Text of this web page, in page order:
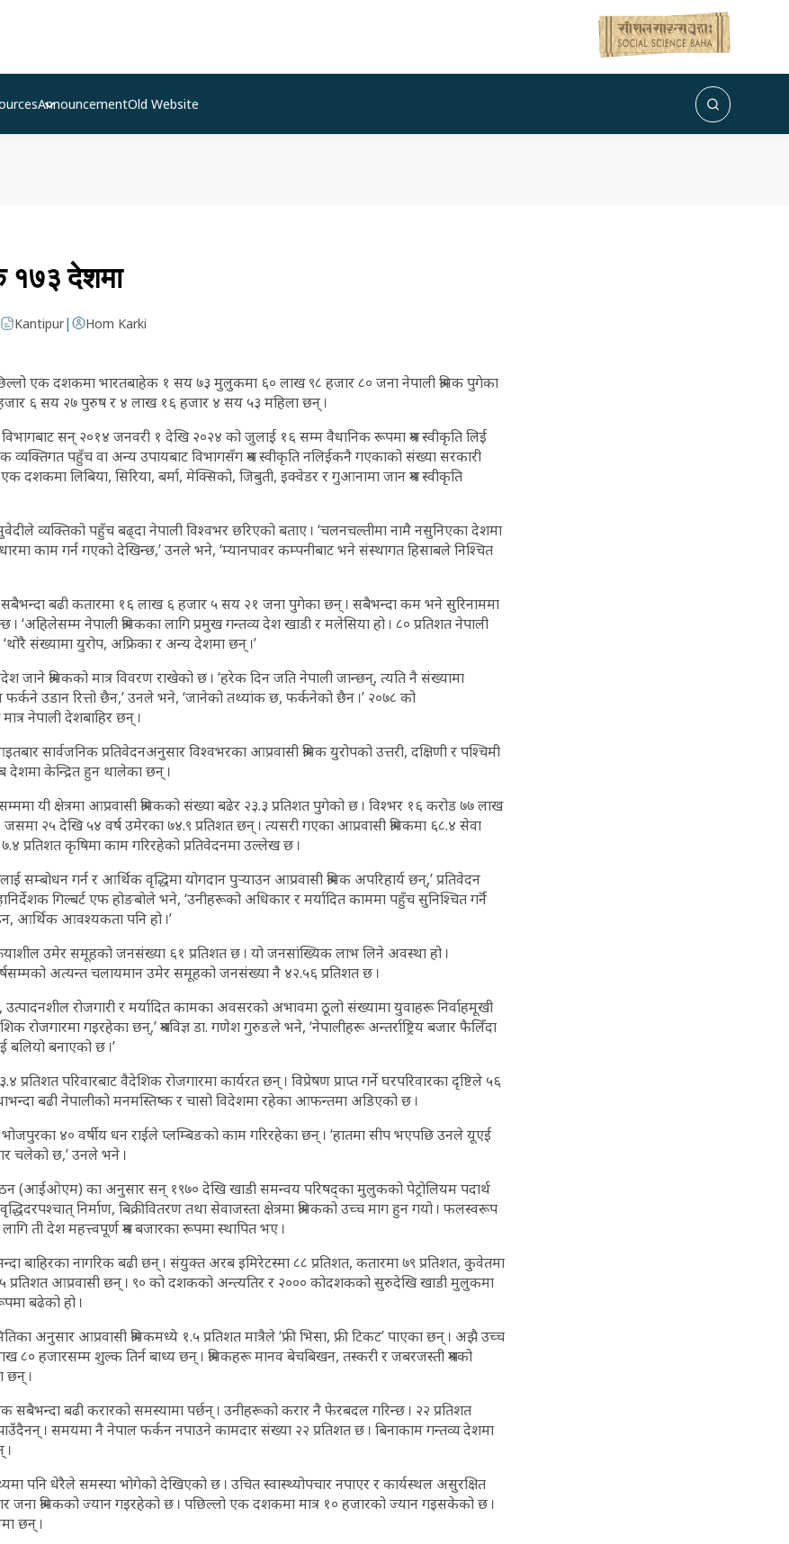
AnnouncementOld Website
१७३ देशमा
Kantipur| Hom Karki
एक दशकमा भारतबाहेक १ सय ७३ मुलुकमा ६० लाख ९८ हजार ८० जना नेपाली श्रमिक पुगेका
६ सय २७ पुरुष र ४ लाख १६ हजार ४ सय ५३ महिला छन् ।
सन् २०१४ जनवरी १ देखि २०२४ को जुलाई १६ सम्म वैधानिक रूपमा श्रम स्वीकृति लिई
व्यक्तिगत पहुँच वा अन्य उपायबाट विभागसँग श्रम स्वीकृति नलिईकनै गएकाको संख्या सरकारी
दशकमा लिबिया, सिरिया, बर्मा, मेक्सिको, जिबुती, इक्वेडर र गुआनामा जान श्रम स्वीकृति
व्यक्तिको पहुँच बढ्दा नेपाली विश्वभर छरिएको बताए । ‘चलनचल्तीमा नामै नसुनिएका देशमा
काम गर्न गएको देखिन्छ,’ उनले भने, ‘म्यानपावर कम्पनीबाट भने संस्थागत हिसाबले निश्चित
सबैभन्दा बढी कतारमा १६ लाख ६ हजार ५ सय २१ जना पुगेका छन् । सबैभन्दा कम भने सुरिनाममा
‘अहिलेसम्म नेपाली श्रमिकका लागि प्रमुख गन्तव्य देश खाडी र मलेसिया हो । ८० प्रतिशत नेपाली
संख्यामा युरोप, अफ्रिका र अन्य देशमा छन् ।’
जाने श्रमिकको मात्र विवरण राखेको छ । ‘हरेक दिन जति नेपाली जान्छन्, त्यति नै संख्यामा
फर्कने उडान रित्तो छैन,’ उनले भने, ‘जानेको तथ्यांक छ, फर्कनेको छैन ।’ २०७८ को
नेपाली देशबाहिर छन् ।
सार्वजनिक प्रतिवेदनअनुसार विश्वभरका आप्रवासी श्रमिक युरोपको उत्तरी, दक्षिणी र पश्चिमी
देशमा केन्द्रित हुन थालेका छन् ।
यी क्षेत्रमा आप्रवासी श्रमिकको संख्या बढेर २३.३ प्रतिशत पुगेको छ । विश्भर १६ करोड ७७ लाख
जसमा २५ देखि ५४ वर्ष उमेरका ७४.९ प्रतिशत छन् । त्यसरी गएका आप्रवासी श्रमिकमा ६८.४ सेवा
७.४ प्रतिशत कृषिमा काम गरिरहेको प्रतिवेदनमा उल्लेख छ ।
सम्बोधन गर्न र आर्थिक वृद्धिमा योगदान पुर्‍याउन आप्रवासी श्रमिक अपरिहार्य छन्,’ प्रतिवेदन
गिल्बर्ट एफ होङबोले भने, ‘उनीहरूको अधिकार र मर्यादित काममा पहुँच सुनिश्चित गर्नॅ
आर्थिक आवश्यकता पनि हो ।’
उमेर समूहको जनसंख्या ६१ प्रतिशत छ । यो जनसांख्यिक लाभ लिने अवस्था हो ।
अत्यन्त चलायमान उमेर समूहको जनसंख्या नै ४२.५६ प्रतिशत छ ।
उत्पादनशील रोजगारी र मर्यादित कामका अवसरको अभावमा ठूलो संख्यामा युवाहरू निर्वाहमूखी
रोजगारमा गइरहेका छन्,’ श्रमविज्ञ डा. गणेश गुरुङले भने, ‘नेपालीहरू अन्तर्राष्ट्रिय बजार फैलिँदा
बलियो बनाएको छ ।’
प्रतिशत परिवारबाट वैदेशिक रोजगारमा कार्यरत छन् । विप्रेषण प्राप्त गर्ने घरपरिवारका दृष्टिले ५६
बढी नेपालीको मनमस्तिष्क र चासो विदेशमा रहेका आफन्तमा अडिएको छ ।
भोजपुरका ४० वर्षीय धन राईले प्लम्बिङको काम गरिरहेका छन् । ‘हातमा सीप भएपछि उनले यूएई
चलेको छ,’ उनले भने ।
(आईओएम) का अनुसार सन् १९७० देखि खाडी समन्वय परिषद्का मुलुकको पेट्रोलियम पदार्थ
निर्माण, बिक्रीवितरण तथा सेवाजस्ता क्षेत्रमा श्रमिकको उच्च माग हुन गयो । फलस्वरूप
ती देश महत्त्वपूर्ण श्रम बजारका रूपमा स्थापित भए ।
बाहिरका नागरिक बढी छन् । संयुक्त अरब इमिरेटस्मा ८८ प्रतिशत, कतारमा ७९ प्रतिशत, कुवेतमा
प्रतिशत आप्रवासी छन् । ९० को दशकको अन्त्यतिर र २००० कोदशकको सुरुदेखि खाडी मुलुकमा
बढेको हो ।
अनुसार आप्रवासी श्रमिकमध्ये १.५ प्रतिशत मात्रैले ‘फ्री भिसा, फ्री टिकट’ पाएका छन् । अझै उच्च
८० हजारसम्म शुल्क तिर्न बाध्य छन् । श्रमिकहरू मानव बेचबिखन, तस्करी र जबरजस्ती श्रमको
छन् ।
सबैभन्दा बढी करारको समस्यामा पर्छन् । उनीहरूको करार नै फेरबदल गरिन्छ । २२ प्रतिशत
पाउँदैनन् । समयमा नै नेपाल फर्कन नपाउने कामदार संख्या २२ प्रतिशत छ । बिनाकाम गन्तव्य देशमा
।
पनि धेरैले समस्या भोगेको देखिएको छ । उचित स्वास्थ्योपचार नपाएर र कार्यस्थल असुरक्षित
जना श्रमिकको ज्यान गइरहेको छ । पछिल्लो एक दशकमा मात्र १० हजारको ज्यान गइसकेको छ ।
छन् ।